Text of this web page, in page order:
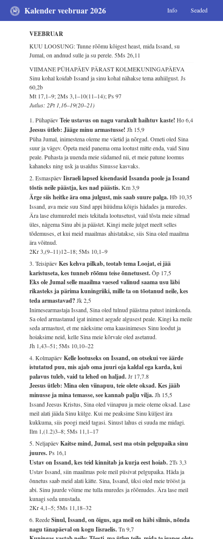
Kalender veebruar 2026 Info Seaded
VEEBRUAR
KUU LOOSUNG: Tunne rõõmu kõigest heast, mida Issand, su
Jumal, on andnud sulle ja su perele. 5Ms 26,11
VIIMANE PÜHAPÄEV PÄRAST KOLMEKUNINGAPÄEVA
Sinu kohal koidab Issand ja sinu kohal nähakse tema auhiilgust.Js
60,2b
Mt 17,1–9; 2Ms 3,1–10(11–14); Ps 97
Jutlus: 2Pt 1,16–19(20–21)
1. PühapäevTeie ustavus on nagu varakult haihtuv kaste!Ho 6,4
Jeesus ütleb: Jääge minu armastusse!Jh 15,9
Püha Jumal, inimestena oleme me väetid ja nõrgad. Ometi oled Sina
suur ja vägev. Õpeta meid panema oma lootust mitte enda, vaid Sinu
peale. Puhasta ja uuenda meie südamed nii, et meie patune loomus
kahaneks ning usk ja usaldus Sinusse kasvaks.
2. EsmaspäevIisraeli lapsed kisendasid Issanda poole ja Issand
tõstis neile päästja, kes nad päästis.Km 3,9
Ärge siis heitke ära oma julgust, mis saab suure palga.Hb 10,35
Issand, ava meie suu Sind appi hüüdma kõigis hädades ja muredes.
Ära lase elumuredel meis tekitada lootusetust, vaid tõsta meie silmad
üles, nägema Sinu abi ja päästet. Kingi meile julget meelt selles
tõdemuses, et kui meid maailmas ahistatakse, siis Sina oled maailma
ära võitnud.
2Kr 3,(9–11)12–18; 5Ms 10,1–9
3. TeisipäevKes kehva pilkab, teotab tema Loojat, ei jää
karistuseta, kes tunneb rõõmu teise õnnetusest.Õp 17,5
Eks ole Jumal selle maailma vaesed valinud saama usu läbi
rikasteks ja pärima kuningriiki, mille ta on tõotanud neile, kes
teda armastavad?Jk 2,5
Inimesearmastaja Issand, Sina oled tulnud päästma patust inimkonda.
Sa oled armastanud igat inimest aegade algusest peale. Kingi ka meile
seda armastust, et me näeksime oma kaasinimeses Sinu loodut ja
hoiaksime neid, kelle Sina meie kõrvale oled asetanud.
Jh 1,43–51; 5Ms 10,10–22
4. KolmapäevKelle lootuseks on Issand, on otsekui vee äärde
istutatud puu, mis ajab oma juuri oja kaldal ega karda, kui
palavus tuleb, vaid ta lehed on haljad.Jr 17,7.8
Jeesus ütleb: Mina olen viinapuu, teie olete oksad. Kes jääb
minusse ja mina temasse, see kannab palju vilja.Jh 15,5
Issand Jeesus Kristus, Sina oled viinapuu ja meie oleme oksad. Lase
meil alati jääda Sinu külge. Kui me peaksime Sinu küljest ära
kukkuma, siis poogi meid tagasi. Sinust lahus ei suuda me midagi.
Ilm 1,(1.2)3–8; 5Ms 11,1–17
5. NeljapäevKaitse mind, Jumal, sest ma otsin pelgupaika sinu
juures.Ps 16,1
Ustav on Issand, kes teid kinnitab ja kurja eest hoiab.2Ts 3,3
Ustav Issand, siin maailmas pole meil püsivat pelgupaika. Häda ja
õnnetus saab meid alati kätte. Sina, Issand, üksi oled meie trööst ja
abi. Sinu juurde võime me tulla muredes ja rõõmudes. Ära lase meil
kunagi seda unustada.
2Kr 4,1–5; 5Ms 11,18–32
6. ReedeSinul, Issand, on õigus, aga meil on häbi silmis, nõnda
nagu tänapäeval on kogu Iisraelis.Tn 9,7